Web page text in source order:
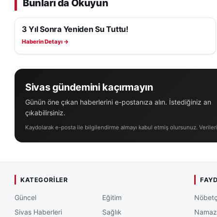
Yaklaşık beş
ibadet dönemi
olduğunu bir kez
kurulan manevi
Bunları da Okuyun
YAŞAM
3 Yıl Sonra Yeniden Su Tuttu!
Haberin Detayı →
Sivas gündemini kaçırmayın
Günün öne çıkan haberlerini e-postanıza alın. İstediğiniz an
çıkabilirsiniz.
Kaydolarak e-posta ile bilgilendirme almayı kabul etmiş olursunuz.
KATEGORILER
Güncel
Sivas Haberleri
Eğitim
Sağlık